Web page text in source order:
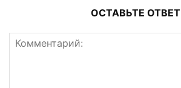
ОСТАВЬТЕ ОТВЕТ